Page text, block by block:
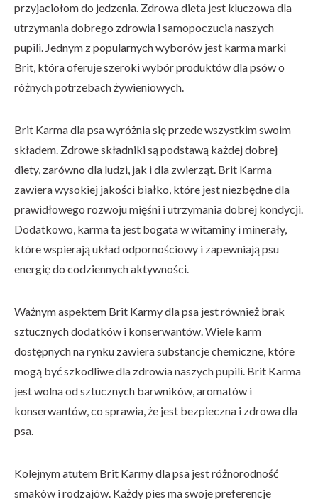
przyjaciołom do jedzenia. Zdrowa dieta jest kluczowa dla
utrzymania dobrego zdrowia i samopoczucia naszych
pupili. Jednym z popularnych wyborów jest karma marki
Brit, która oferuje szeroki wybór produktów dla psów o
różnych potrzebach żywieniowych.
Brit Karma dla psa wyróżnia się przede wszystkim swoim
składem. Zdrowe składniki są podstawą każdej dobrej
diety, zarówno dla ludzi, jak i dla zwierząt. Brit Karma
zawiera wysokiej jakości białko, które jest niezbędne dla
prawidłowego rozwoju mięśni i utrzymania dobrej kondycji.
Dodatkowo, karma ta jest bogata w witaminy i minerały,
które wspierają układ odpornościowy i zapewniają psu
energię do codziennych aktywności.
Ważnym aspektem Brit Karmy dla psa jest również brak
sztucznych dodatków i konserwantów. Wiele karm
dostępnych na rynku zawiera substancje chemiczne, które
mogą być szkodliwe dla zdrowia naszych pupili. Brit Karma
jest wolna od sztucznych barwników, aromatów i
konserwantów, co sprawia, że jest bezpieczna i zdrowa dla
psa.
Kolejnym atutem Brit Karmy dla psa jest różnorodność
smaków i rodzajów. Każdy pies ma swoje preferencje